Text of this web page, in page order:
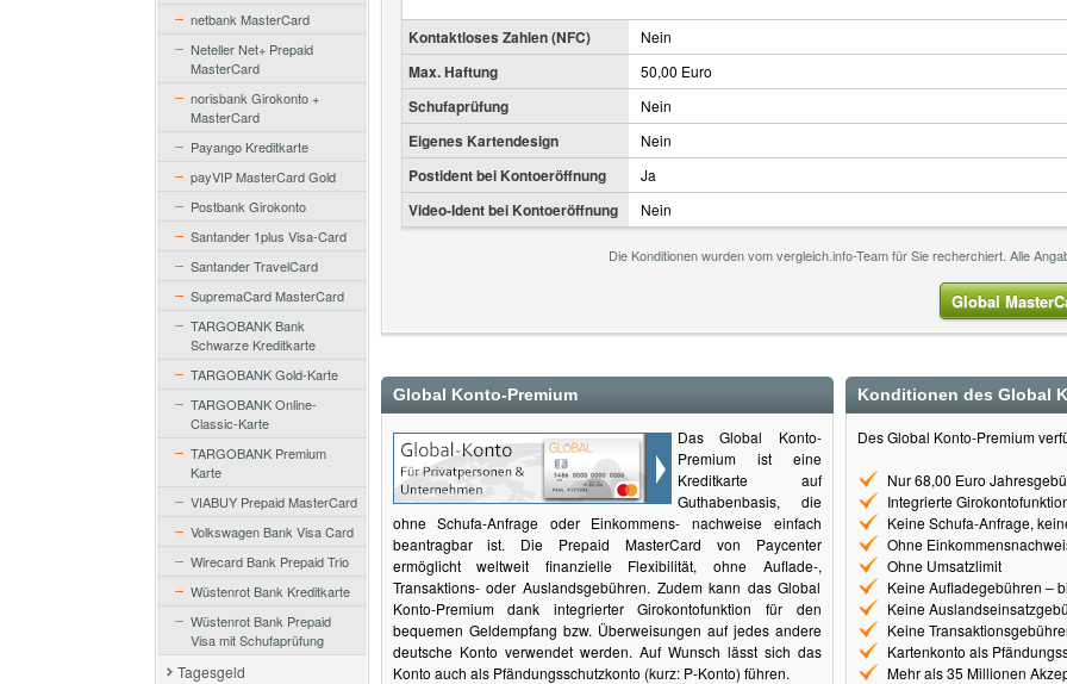
netbank MasterCard
Neteller Net+ Prepaid
MasterCard
norisbank Girokonto +
MasterCard
Payango Kreditkarte
payVIP MasterCard Gold
Postbank Girokonto
Santander 1plus Visa-Card
Santander TravelCard
SupremaCard MasterCard
TARGOBANK Bank
Schwarze Kreditkarte
TARGOBANK Gold-Karte
TARGOBANK Online-
Classic-Karte
TARGOBANK Premium
Karte
VIABUY Prepaid MasterCard
Volkswagen Bank Visa Card
Wirecard Bank Prepaid Trio
Wüstenrot Bank Kreditkarte
Wüstenrot Bank Prepaid
Visa mit Schufaprüfung
Tagesgeld
Kontaktloses Zahlen (NFC) Nein
Max. Haftung 50,00 Euro
Schufaprüfung Nein
Eigenes Kartendesign Nein
Postident bei Kontoeröffnung Ja
Video-Ident bei Kontoeröffnung Nein
Die Konditionen wurden vom vergleich.info-Team für Sie recherchiert. Alle
Global
Global Konto-Premium
Das Global Konto-
Premium ist eine
Kreditkarte auf
Guthabenbasis, die
ohne Schufa-Anfrage oder Einkommens- nachweise einfach
beantragbar ist. Die Prepaid MasterCard von Paycenter
ermöglicht weltweit finanzielle Flexibilität, ohne Auflade-,
Transaktions- oder Auslandsgebühren. Zudem kann das Global
Konto-Premium dank integrierter Girokontofunktion für den
bequemen Geldempfang bzw. Überweisungen auf jedes andere
deutsche Konto verwendet werden. Auf Wunsch lässt sich das
Konto auch als Pfändungsschutzkonto (kurz: P-Konto) führen.
Konditionen des Global
Des Global Konto-Premium
Nur 68,00 Euro
Integrierte
Keine Schufa-Anfrage,
Ohne
Ohne Umsatzlimit
Keine Aufladegebühren –
Keine
Keine
Kartenkonto als
Mehr als 35 Millionen